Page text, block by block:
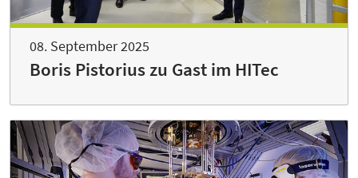
08. September 2025
Boris Pistorius zu Gast im HITec